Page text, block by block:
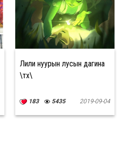
Лили нуурын лусын дагина
\түүх\
183 5435 2019-09-04